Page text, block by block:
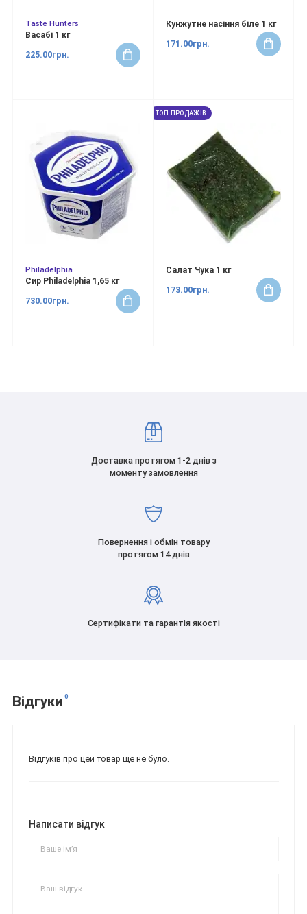
Taste Hunters
Васабі 1 кг
225.00грн.
Кунжутне насіння біле 1 кг
171.00грн.
Philadelphia
Сир Philadelphia 1,65 кг
730.00грн.
ТОП ПРОДАЖІВ
Салат Чука 1 кг
173.00грн.
Доставка протягом 1-2 днів з
моменту замовлення
Повернення і обмін товару
протягом 14 днів
Сертифікати та гарантія якості
Відгуки 0
Відгуків про цей товар ще не було.
Написати відгук